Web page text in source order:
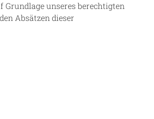
Grundlage unseres berechtigten
Absätzen dieser